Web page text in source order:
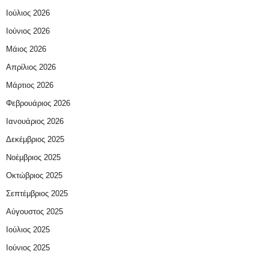
Ιούλιος 2026
Ιούνιος 2026
Μάιος 2026
Απρίλιος 2026
Μάρτιος 2026
Φεβρουάριος 2026
Ιανουάριος 2026
Δεκέμβριος 2025
Νοέμβριος 2025
Οκτώβριος 2025
Σεπτέμβριος 2025
Αύγουστος 2025
Ιούλιος 2025
Ιούνιος 2025